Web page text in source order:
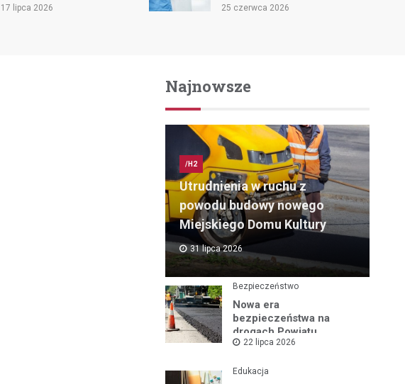
17 lipca 2026 25 czerwca 2026
Najnowsze
/H2
Utrudnienia w ruchu z
powodu budowy nowego
Miejskiego Domu Kultury
31 lipca 2026
Bezpieczeństwo
Nowa era
bezpieczeństwa na
drogach Powiatu
Mikołowskiego:
Rybnickiej rusza!
22 lipca 2026
Edukacja